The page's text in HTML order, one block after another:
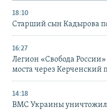
18:10
Старший сын Кадырова
16:27
Легион «Свобода
моста через Керченский
14:18
ВМС Украины